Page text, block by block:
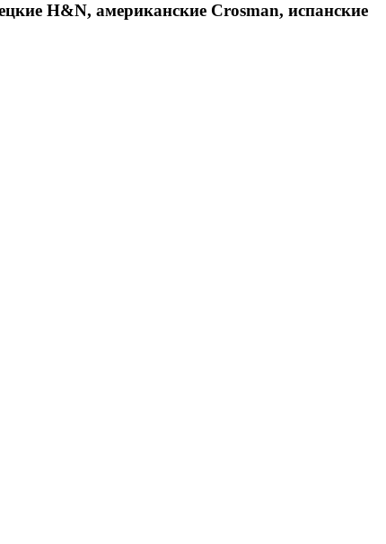
H&N, американские Crosman, испанские